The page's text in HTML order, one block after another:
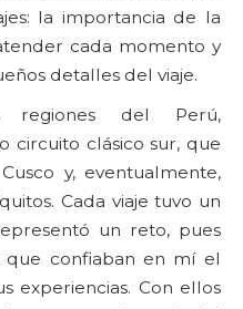
la importancia de la
cada momento y
detalles del viaje.
regiones del Perú,
circuito clásico sur, que
y, eventualmente,
Cada viaje tuvo un
un reto, pues
que confiaban en mí el
experiencias. Con ellos